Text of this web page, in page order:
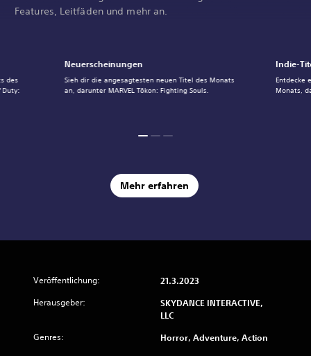
Features, Leitfäden und mehr an.
Neuerscheinungen
Sieh dir die angesagtesten neuen Titel des Monats
an, darunter MARVEL Tōkon: Fighting Souls.
Indie-
Entdecke
Monats,
des
Duty:
Mehr erfahren
Veröffentlichung: 21.3.2023
Herausgeber:
SKYDANCE INTERACTIVE,
LLC
Genres: Horror, Adventure, Action